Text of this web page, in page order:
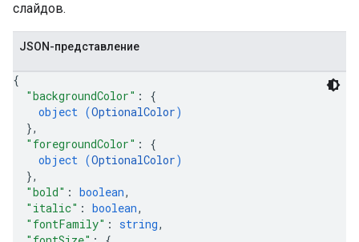
слайдов.
JSON-представление
{
"backgroundColor" : {
object (OptionalColor)
},
"foregroundColor" : {
object (OptionalColor)
},
"bold" : boolean,
"italic" : boolean,
"fontFamily" : string,